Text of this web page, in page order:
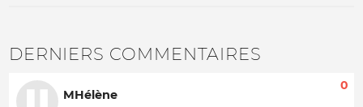
DERNIERS COMMENTAIRES
MHélène
0